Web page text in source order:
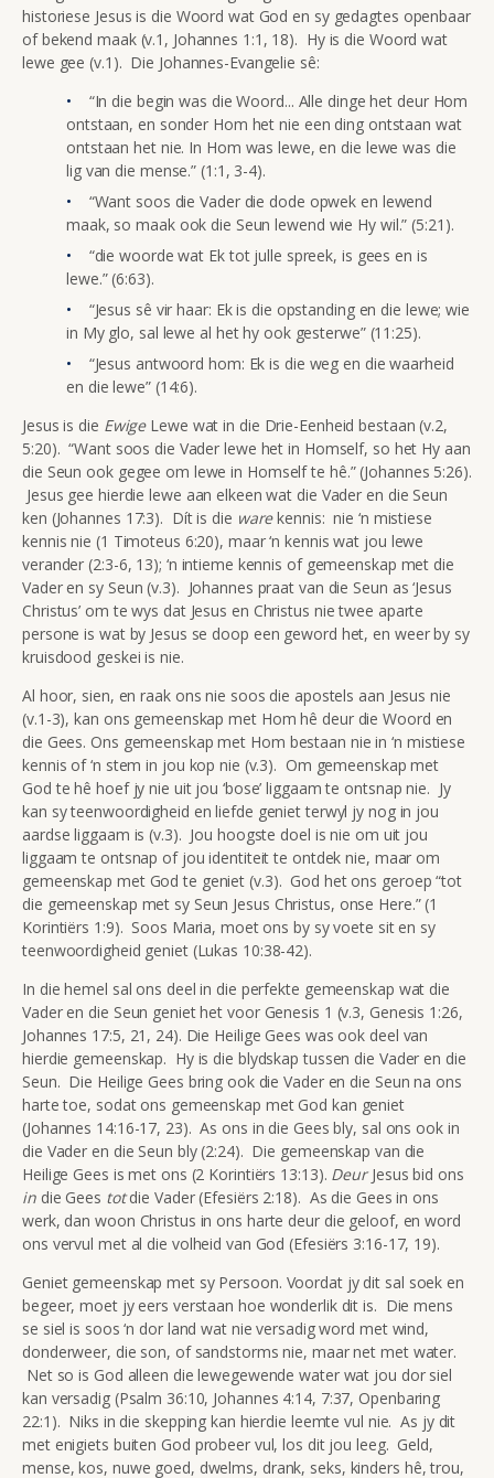
historiese Jesus is die Woord wat God en sy gedagtes openbaar
of bekend maak (v.1, Johannes 1:1, 18). Hy is die Woord wat
lewe gee (v.1). Die Johannes-Evangelie sê:
“In die begin was die Woord... Alle dinge het deur Hom
ontstaan, en sonder Hom het nie een ding ontstaan wat
ontstaan het nie. In Hom was lewe, en die lewe was die
lig van die mense.” (1:1, 3-4).
“Want soos die Vader die dode opwek en lewend
maak, so maak ook die Seun lewend wie Hy wil.” (5:21).
“die woorde wat Ek tot julle spreek, is gees en is
lewe.” (6:63).
“Jesus sê vir haar: Ek is die opstanding en die lewe; wie
in My glo, sal lewe al het hy ook gesterwe” (11:25).
“Jesus antwoord hom: Ek is die weg en die waarheid
en die lewe” (14:6).
Jesus is die Ewige Lewe wat in die Drie-Eenheid bestaan (v.2,
5:20). “Want soos die Vader lewe het in Homself, so het Hy aan
die Seun ook gegee om lewe in Homself te hê.” (Johannes 5:26).
Jesus gee hierdie lewe aan elkeen wat die Vader en die Seun
ken (Johannes 17:3). Dít is die warekennis: nie ‘n mistiese
kennis nie (1 Timoteus 6:20), maar ‘n kennis wat jou lewe
verander (2:3-6, 13); ‘n intieme kennis of gemeenskap met die
Vader en sy Seun (v.3). Johannes praat van die Seun as ‘Jesus
Christus’ om te wys dat Jesus en Christus nie twee aparte
persone is wat by Jesus se doop een geword het, en weer by sy
kruisdood geskei is nie.
Al hoor, sien, en raak ons nie soos die apostels aan Jesus nie
(v.1-3), kan ons gemeenskap met Hom hê deur die Woord en
die Gees. Ons gemeenskap met Hom bestaan nie in ‘n mistiese
kennis of ‘n stem in jou kop nie (v.3). Om gemeenskap met
God te hê hoef jy nie uit jou ‘bose’ liggaam te ontsnap nie. Jy
kan sy teenwoordigheid en liefde geniet terwyl jy nog in jou
aardse liggaam is (v.3). Jou hoogste doel is nie om uit jou
liggaam te ontsnap of jou identiteit te ontdek nie, maar om
gemeenskap met God te geniet (v.3). God het ons geroep “tot
die gemeenskap met sy Seun Jesus Christus, onse Here.” (1
Korintiërs 1:9). Soos Maria, moet ons by sy voete sit en sy
teenwoordigheid geniet (Lukas 10:38-42).
In die hemel sal ons deel in die perfekte gemeenskap wat die
Vader en die Seun geniet het voor Genesis 1 (v.3, Genesis 1:26,
Johannes 17:5, 21, 24). Die Heilige Gees was ook deel van
hierdie gemeenskap. Hy is die blydskap tussen die Vader en die
Seun. Die Heilige Gees bring ook die Vader en die Seun na ons
harte toe, sodat ons gemeenskap met God kan geniet
(Johannes 14:16-17, 23). As ons in die Gees bly, sal ons ook in
die Vader en die Seun bly (2:24). Die gemeenskap van die
Heilige Gees is met ons (2 Korintiërs 13:13). DeurJesus bid ons
indie Gees totdie Vader (Efesiërs 2:18). As die Gees in ons
werk, dan woon Christus in ons harte deur die geloof, en word
ons vervul met al die volheid van God (Efesiërs 3:16-17, 19).
Geniet gemeenskap met sy Persoon. Voordat jy dit sal soek en
begeer, moet jy eers verstaan hoe wonderlik dit is. Die mens
se siel is soos ‘n dor land wat nie versadig word met wind,
donderweer, die son, of sandstorms nie, maar net met water.
Net so is God alleen die lewegewende water wat jou dor siel
kan versadig (Psalm 36:10, Johannes 4:14, 7:37, Openbaring
22:1). Niks in die skepping kan hierdie leemte vul nie. As jy dit
met enigiets buiten God probeer vul, los dit jou leeg. Geld,
mense, kos, nuwe goed, dwelms, drank, seks, kinders hê, trou,